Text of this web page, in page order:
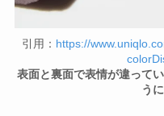
引用： https://
表面と裏面で表情が違って
う